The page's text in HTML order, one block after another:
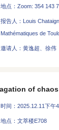
地点：Zoom: 354 143
报告人：Louis
Mathématiques de
邀请人：黄逸超、徐伟
时间：2025.12.11下午
地点：文萃楼E708